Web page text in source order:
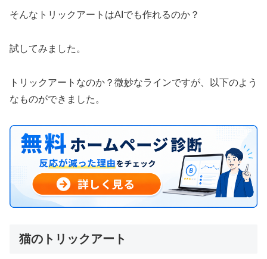
そんなトリックアートはAIでも作れるのか？
試してみました。
トリックアートなのか？微妙なラインですが、以下のよう
なものができました。
猫のトリックアート